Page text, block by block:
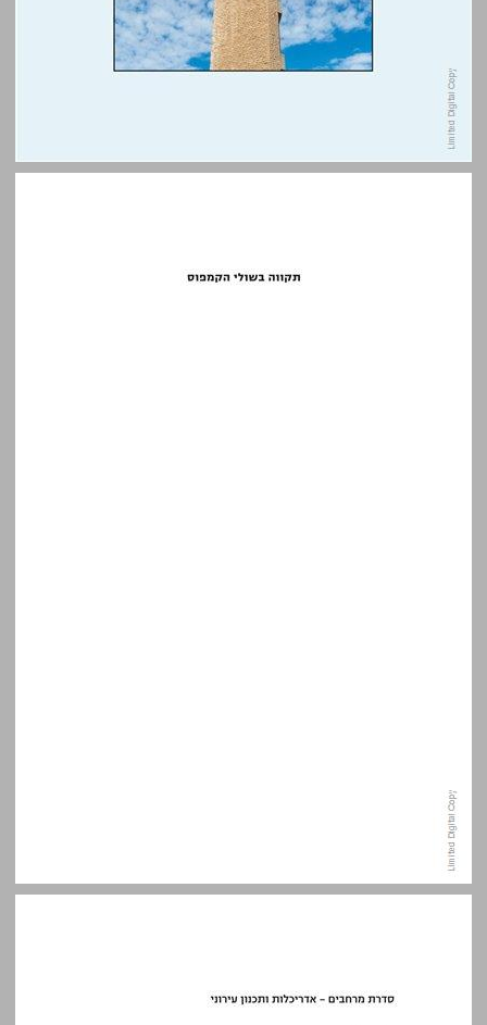
תקווה בשולי הקמפוס: סטודנטים פלסטינים וישראלים בירושלים ... 0